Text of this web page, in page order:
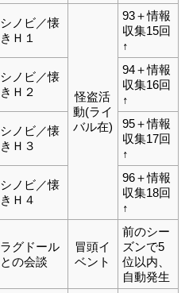
シノビ／懐
きＨ１
怪盗活
動(ライ
バル在)
93＋情報
収集15回
↑
シノビ／懐
きＨ２
94＋情報
収集16回
↑
シノビ／懐
きＨ３
95＋情報
収集17回
↑
シノビ／懐
きＨ４
96＋情報
収集18回
↑
ラグドール
との会談
冒頭イ
ベント
前のシー
ズンで5
位以内、
自動発生